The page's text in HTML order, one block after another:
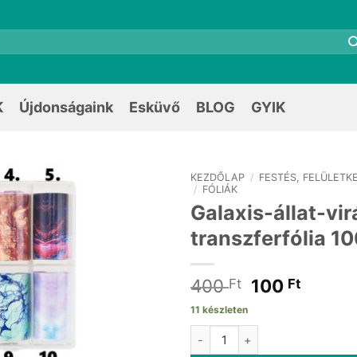
Újdonságaink Esküvő BLOG GYIK
KEZDŐLAP / FESTÉS,
/ FÓLIÁK
Galaxis-állat-
transzferfólia
400Ft
Original
was:
400 Ft.
100 Ft
11 készleten